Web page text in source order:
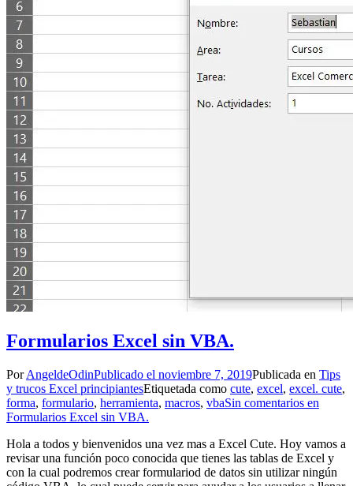
Formularios Excel sin VBA.
PorAngeldeOdinPublicado el noviembre 7, 2019Publicada en Tips
y trucos Excel principiantesEtiquetada como cute, excel, excel. cute,
forma, formulario, herramienta, macros, vbaSin comentarios en
Formularios Excel sin VBA.
Hola a todos y bienvenidos una vez mas a Excel Cute. Hoy vamos a
revisar una función poco conocida que tienes las tablas de Excel y
con la cual podremos crear formulariod de datos sin utilizar ningún